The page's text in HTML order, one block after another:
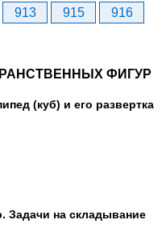
913 915
916
ФИГУР
(куб) и его развертка
Задачи на складывание